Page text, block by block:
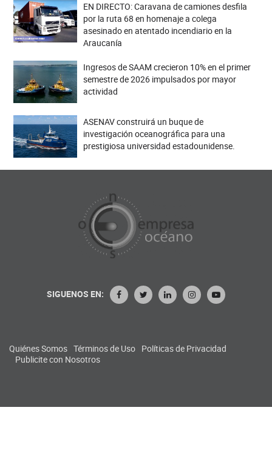
EN DIRECTO: Caravana de camiones desfila
por la ruta 68 en homenaje a colega
asesinado en atentado incendiario en la
Araucanía
Ingresos de SAAM crecieron 10% en el primer
semestre de 2026 impulsados por mayor
actividad
ASENAV construirá un buque de
investigación oceanográfica para una
prestigiosa universidad estadounidense.
SIGUENOS EN:
Quiénes Somos Términos de Uso Políticas de Privacidad
Publicite con Nosotros